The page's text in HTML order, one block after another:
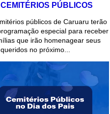
PÚBLICOS
públicos de Caruaru terão
especial para receber
que irão homenagear seus
no próximo...